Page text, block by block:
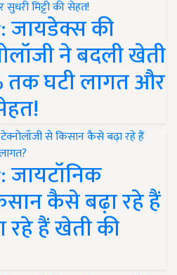
जायडेक्स की
ने बदली खेती
तक घटी लागत और
जायटॉनिक
कैसे बढ़ा रहे हैं
रहे हैं खेती की